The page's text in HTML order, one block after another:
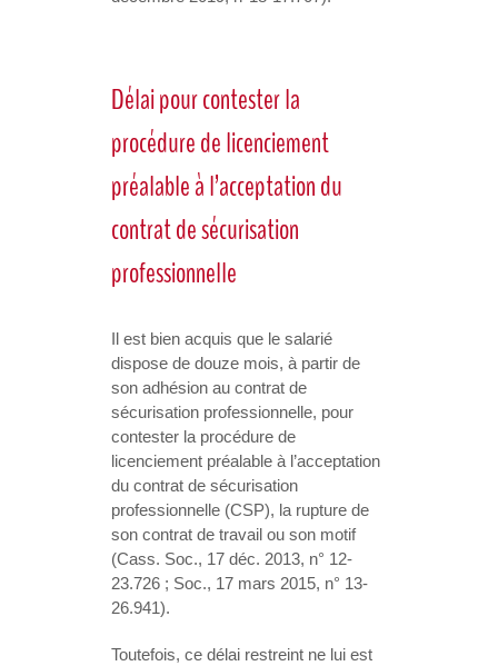
Délai pour contester la
procédure de licenciement
préalable à l’acceptation du
contrat de sécurisation
professionnelle
Il est bien acquis que le salarié
dispose de douze mois, à partir de
son adhésion au contrat de
sécurisation professionnelle, pour
contester la procédure de
licenciement préalable à l’acceptation
du contrat de sécurisation
professionnelle (CSP), la rupture de
son contrat de travail ou son motif
(Cass. Soc., 17 déc. 2013, n° 12-
23.726 ; Soc., 17 mars 2015, n° 13-
26.941).
Toutefois, ce délai restreint ne lui est